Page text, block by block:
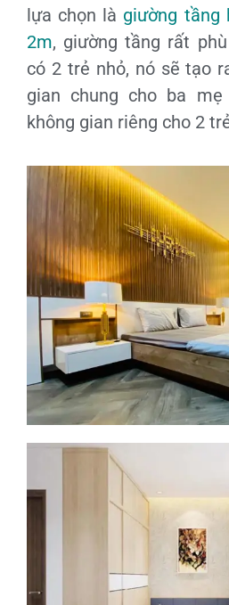
lựa chọn là giường tầng
2m, giường tầng rất
có 2 trẻ nhỏ, nó sẽ tạo
gian chung cho ba
không gian riêng cho 2